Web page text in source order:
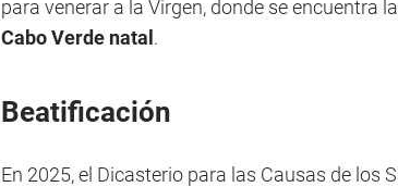
para venerar a la Virgen, donde se encuentra
Cabo Verde natal .
Beatificación
En 2025, el Dicasterio para las Causas de los